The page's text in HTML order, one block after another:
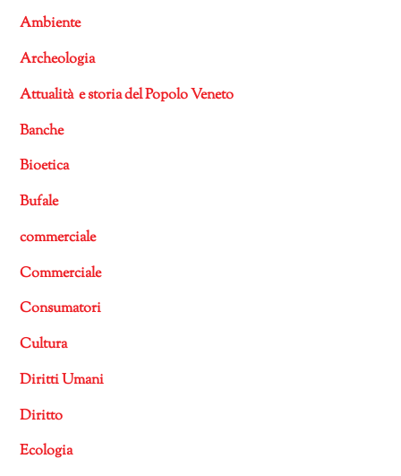
Ambiente
Archeologia
Attualità e storia del Popolo Veneto
Banche
Bioetica
Bufale
commerciale
Commerciale
Consumatori
Cultura
Diritti Umani
Diritto
Ecologia